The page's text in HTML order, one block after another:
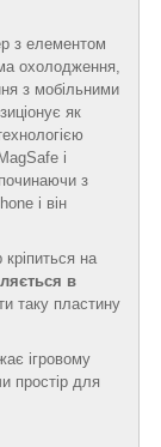
з елементом
охолодження,
з мобільними
як
і
з
і він
на
в
таку пластину
ігровому
простір для